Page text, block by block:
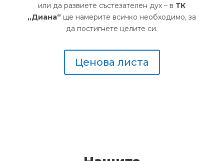
или да развиете състезателен дух – в ТК
„Диана“ ще намерите всичко необходимо, за
да постигнете целите си.
Ценова листа